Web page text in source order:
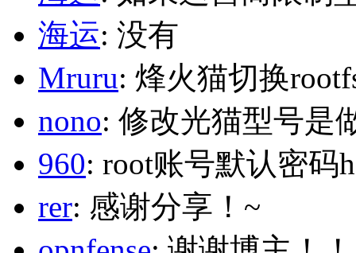
海运: 没有
Mruru: 烽火猫切换
nono: 修改光猫型号是
960: root账号默认密码
rer: 感谢分享！~